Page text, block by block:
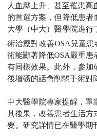
人血壓上升、甚至罹患
的首選方案，但降低患者
大學（中大）醫學院進
術治療對改善OSA 兒童患
術能顯著降低OSA嚴重患
有同樣效果。此外，參加
後增磅的話會削弱手術對
中大醫學院專家提醒，單
其後果，改善患者生活方
要。研究詳情已在醫學期